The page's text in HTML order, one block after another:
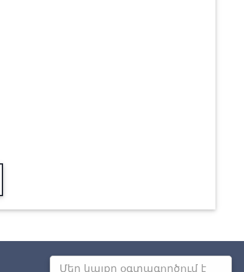
Մեր կայքը օգտագործում է
Այլ քաղաքներում